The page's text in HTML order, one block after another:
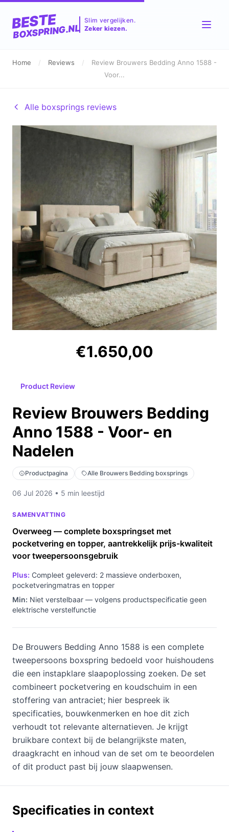
BESTE
BOXSPRING.NL
Slim vergelijken.
Zeker kiezen.
Home / Reviews /
Review Brouwers Bedding Anno 1588 -
Voor...
Alle boxsprings reviews
€1.650,00
Product Review
Review Brouwers Bedding
Anno 1588 - Voor- en
Nadelen
Productpagina Alle Brouwers Bedding boxsprings
06 Jul 2026 • 5 min leestijd
SAMENVATTING
Overweeg — complete boxspringset met
pocketvering en topper, aantrekkelijk prijs-kwaliteit
voor tweepersoonsgebruik
Plus: Compleet geleverd: 2 massieve onderboxen,
pocketveringmatras en topper
Min: Niet verstelbaar — volgens productspecificatie geen
elektrische verstelfunctie
De Brouwers Bedding Anno 1588 is een complete
tweepersoons boxspring bedoeld voor huishoudens
die een instapklare slaapoplossing zoeken. De set
combineert pocketvering en koudschuim in een
stoffering van antraciet; hier bespreek ik
specificaties, bouwkenmerken en hoe dit zich
verhoudt tot relevante alternatieven. Je krijgt
bruikbare context bij de belangrijkste maten,
draagkracht en inhoud van de set om te beoordelen
of dit product past bij jouw slaapwensen.
Specificaties in context